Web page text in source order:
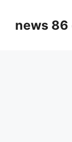
contentnews 86